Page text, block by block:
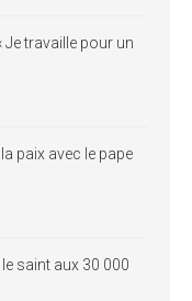
Je travaille pour un
paix avec le pape
saint aux 30 000